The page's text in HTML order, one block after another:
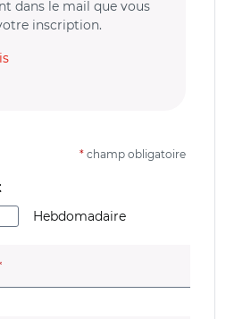
dans le mail que vous
inscription.
* champ obligatoire
Hebdomadaire
(champ obligatoire)